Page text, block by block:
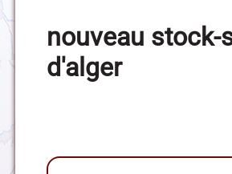
nouveau stock-
d'alger